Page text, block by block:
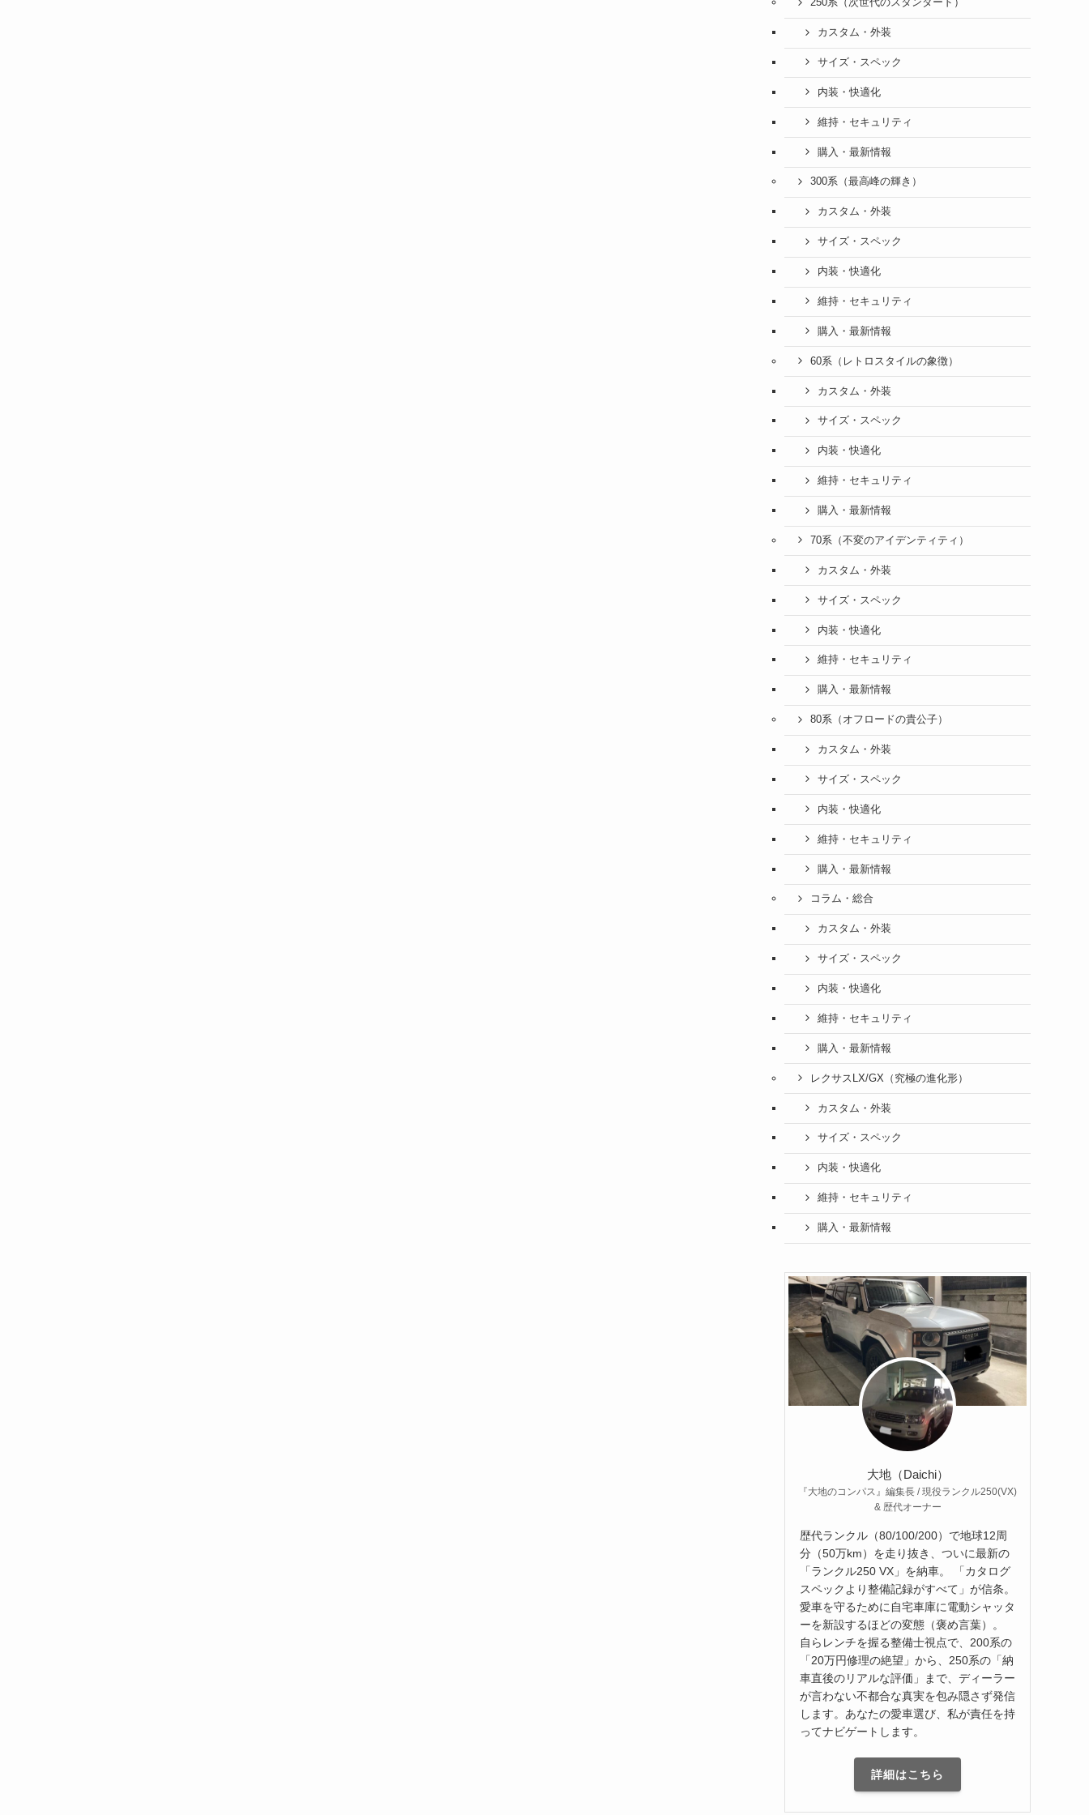
250系（次世代のスタンダード）
カスタム・外装
サイズ・スペック
内装・快適化
維持・セキュリティ
購入・最新情報
300系（最高峰の輝き）
カスタム・外装
サイズ・スペック
内装・快適化
維持・セキュリティ
購入・最新情報
60系（レトロスタイルの象徴）
カスタム・外装
サイズ・スペック
内装・快適化
維持・セキュリティ
購入・最新情報
70系（不変のアイデンティティ）
カスタム・外装
サイズ・スペック
内装・快適化
維持・セキュリティ
購入・最新情報
80系（オフロードの貴公子）
カスタム・外装
サイズ・スペック
内装・快適化
維持・セキュリティ
購入・最新情報
コラム・総合
カスタム・外装
サイズ・スペック
内装・快適化
維持・セキュリティ
購入・最新情報
レクサスLX/GX（究極の進化形）
カスタム・外装
サイズ・スペック
内装・快適化
維持・セキュリティ
購入・最新情報
大地（Daichi）
『大地のコンパス』編集長 / 現役ランクル250(VX)
& 歴代オーナー
歴代ランクル（80/100/200）で地球12周
分（50万km）を走り抜き、ついに最新の
「ランクル250 VX」を納車。 「カタログ
スペックより整備記録がすべて」が信条。
愛車を守るために自宅車庫に電動シャッタ
ーを新設するほどの変態（褒め言葉）。
自らレンチを握る整備士視点で、200系の
「20万円修理の絶望」から、250系の「納
車直後のリアルな評価」まで、ディーラー
が言わない不都合な真実を包み隠さず発信
します。あなたの愛車選び、私が責任を持
ってナビゲートします。
詳細はこちら